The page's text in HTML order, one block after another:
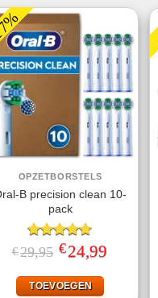
OPZETBORSTELS
B precision clean 10-
pack
Gewaardeerd
4.70uit 5
€29,95 Oorspronkelijke
prijs
€29,95.
€24,99Huidige
TOEVOEGEN